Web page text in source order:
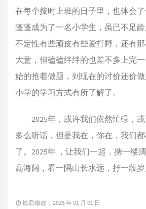
在每个按时上班的日子里，也体会了
蓬蓬成为了一名小学生，虽已不足
不定性有些顽皮有些爱打野，还有
大意，但磕磕绊绊的也差不多上完
始的抢着做题，到现在的讨价还价
小学的学习方式有所了解了。
2025年，或许我们依然忙碌，或
多么听话，但是我在，你在，我们
了。2025年 ，让我们一起，携一缕
高海阔，看一隅山长水远，抒一段岁
最后修改：2025 年 01 月 01 日